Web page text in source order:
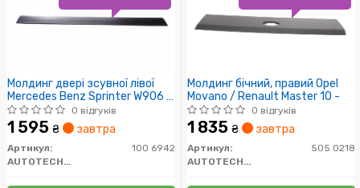
Молдинг двері зсувної лівої
Mercedes Benz Sprinter W906 /
VW Crafter
0 відгуків
1 595 ₴ завтра
Артикул:
100 6942
AUTOTECHTEILE
Молдинг бічний, правий Opel
Movano / Renault Master 10 -
0 відгуків
1 835 ₴ завтра
Артикул:
505 0218
AUTOTECHTEILE